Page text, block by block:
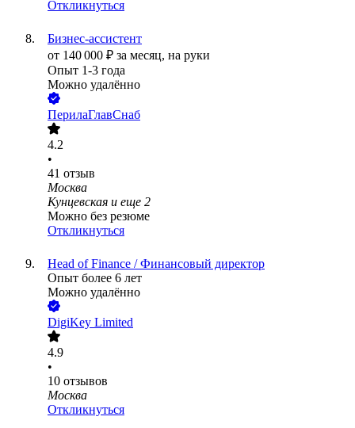
Откликнуться
Бизнес-ассистент
от 140 000 ₽ за месяц, на руки
Опыт 1-3 года
Можно удалённо
ПерилаГлавСнаб
4.2
•
41 отзыв
Москва
Кунцевская и еще 2
Можно без резюме
Откликнуться
Head of Finance / Финансовый директор
Опыт более 6 лет
Можно удалённо
DigiKey Limited
4.9
•
10 отзывов
Москва
Откликнуться